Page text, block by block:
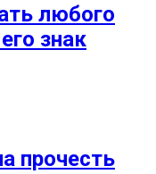
любого
знак
прочесть